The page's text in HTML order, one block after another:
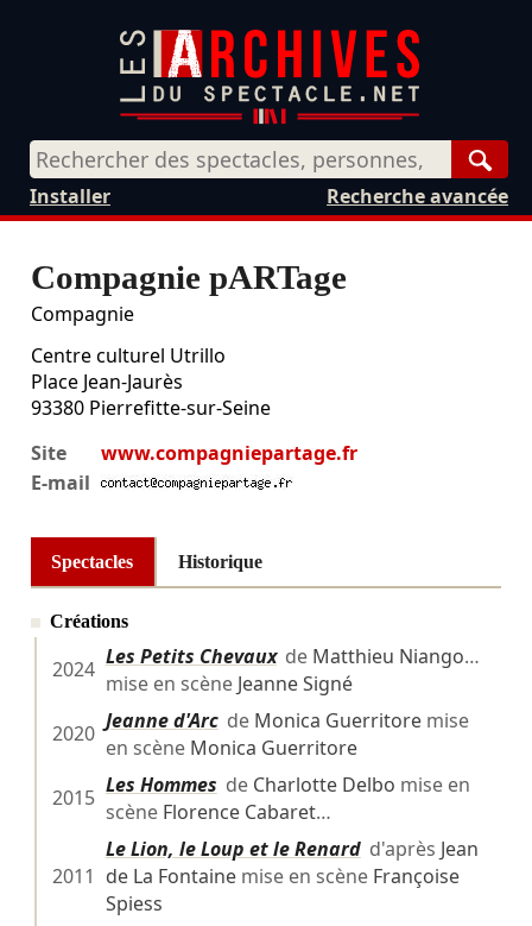
Recherche avancée
Installer
Compagnie pARTage
Compagnie
Centre culturel Utrillo
Place Jean-Jaurès
93380 Pierrefitte-sur-Seine
Site
www.compagniepartage.fr
E-mail
Spectacles Historique
Créations
2024 Les Petits Chevauxde Matthieu Niango…
mise en scène Jeanne Signé
2020 Jeanne d'Arcde Monica Guerritoremise
en scène Monica Guerritore
2015 Les Hommes de Charlotte Delbo mise en
scène Florence Cabaret…
2011
Le Lion, le Loup et le Renardd'après Jean
de La Fontainemise en scène Françoise
Spiess